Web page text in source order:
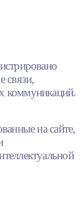
связи,
коммуникаций.
на сайте,